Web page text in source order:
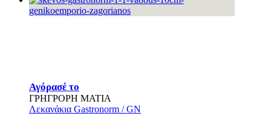
Αγόρασέ το
ΓΡΗΓΡΟΡΗ ΜΑΤΙΑ
Λεκανάκια Gastronorm / GN